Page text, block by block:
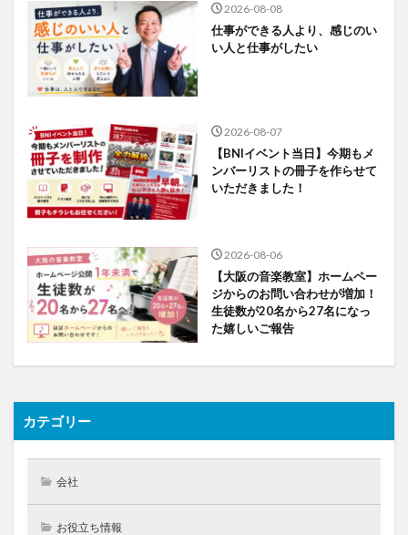
2026-08-08
仕事ができる人より、感じのい
い人と仕事がしたい
2026-08-07
【BNIイベント当日】今期もメ
ンバーリストの冊子を作らせて
いただきました！
2026-08-06
【大阪の音楽教室】ホームペー
ジからのお問い合わせが増加！
生徒数が20名から27名になっ
た嬉しいご報告
カテゴリー
会社
お役立ち情報